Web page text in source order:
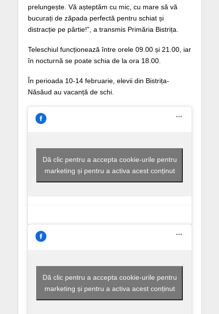
prelungește. Vă așteptăm cu mic, cu mare să vă
bucurați de zăpada perfectă pentru schiat și
distracție pe pârtie!”, a transmis Primăria Bistrița.
Teleschiul funcționează între orele 09.00 și 21.00, iar
în nocturnă se poate schia de la ora 18.00.
În perioada 10-14 februarie, elevii din Bistrița-
Năsăud au vacanță de schi.
Dă clic pentru a accepta cookie-urile pentru
marketing și pentru a activa acest conținut
Dă clic pentru a accepta cookie-urile pentru
marketing și pentru a activa acest conținut